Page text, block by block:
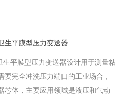
生平膜型压力变送器
生平膜型压力变送器设计用于测量粘
完全冲洗压力端口的工业场合，
芯体，主要应用领域是液压和气动